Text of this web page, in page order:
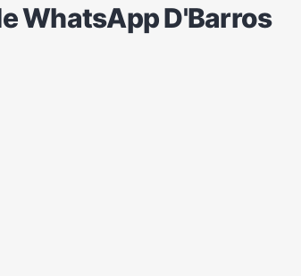
Música
WhatsApp D'Barros